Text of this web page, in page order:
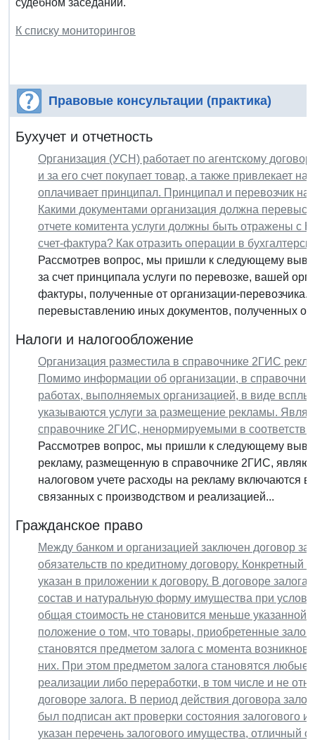
К списку мониторингов
Правовые консультации (практика)
Бухучет и отчетность
Организация (УСН) работает по агентскому
и за его счет покупает товар, а также привлекает
оплачивает принципал. Принципал и перевозчик
Какими документами организация должна
отчете комитента услуги должны быть отражены
счет-фактура? Как отразить операции в
Рассмотрев вопрос, мы пришли к следующему
за счет принципала услуги по перевозке, вашей
фактуры, полученные от организации-перевозчика.
перевыставлению иных документов, полученных
Налоги и налогообложение
Организация разместила в справочнике 2ГИС
Помимо информации об организации, в
работах, выполняемых организацией, в виде
указываются услуги за размещение рекламы.
справочнике 2ГИС, ненормируемыми в
Рассмотрев вопрос, мы пришли к следующему
рекламу, размещенную в справочнике 2ГИС,
налоговом учете расходы на рекламу включаются
связанных с производством и реализацией...
Гражданское право
Между банком и организацией заключен договор
обязательств по кредитному договору. Конкретный
указан в приложении к договору. В договоре залога
состав и натуральную форму имущества при
общая стоимость не становится меньше указанной
положение о том, что товары, приобретенные
становятся предметом залога с момента
них. При этом предметом залога становятся
реализации либо переработки, в том числе и не
договоре залога. В период действия договора
был подписан акт проверки состояния залогового
указан перечень залогового имущества, отличный